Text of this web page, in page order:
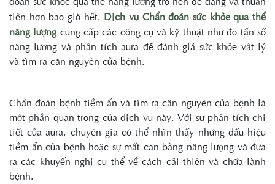
tiện hơn bao giờ hết. Dịch vụ Chẩn đoán sức khỏe qua thể
năng lượng cung cấp các công cụ và kỹ thuật như đo tần số
năng lượng và phân tích aura để đánh giá sức khỏe vật lý
và tìm ra căn nguyên của bệnh.
Chẩn đoán bệnh tiềm ẩn và tìm ra căn nguyên của bệnh là
một phần quan trọng của dịch vụ này. Với sự phân tích chi
tiết của aura, chuyên gia có thể nhìn thấy những dấu hiệu
tiềm ẩn của bệnh hoặc sự mất cân bằng năng lượng và đưa
ra các khuyến nghị cụ thể về cách cải thiện và chữa lành
bệnh.